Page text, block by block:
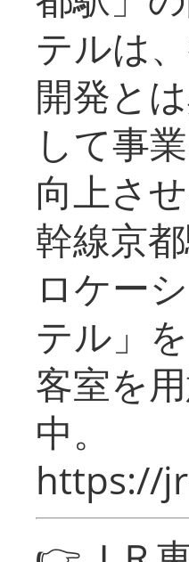
テルは
開発と
して事
向上さ
幹線京
ロケー
テル」
客室を
中。
https://